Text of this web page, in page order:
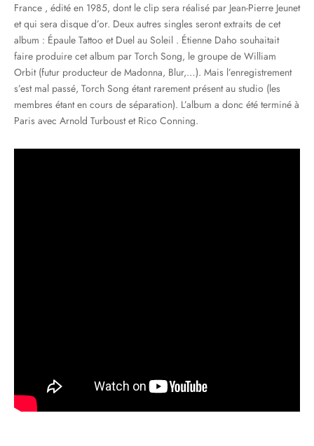
France , édité en 1985, dont le clip sera réalisé par Jean-Pierre Jeunet
et qui sera disque d’or. Deux autres singles seront extraits de cet
album : Épaule Tattoo et Duel au Soleil . Étienne Daho souhaitait
faire produire cet album par Torch Song, le groupe de William
Orbit (futur producteur de Madonna, Blur,…). Mais l’enregistrement
s’est mal passé, Torch Song étant rarement présent au studio (les
membres étant en cours de séparation). L’album a donc été terminé à
Paris avec Arnold Turboust et Rico Conning.